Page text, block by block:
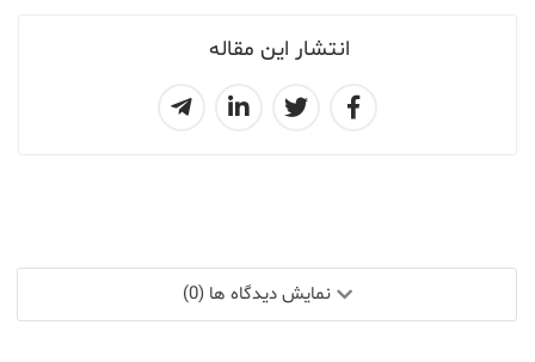
انتشار این مقاله
نمایش دیدگاه ها (0)